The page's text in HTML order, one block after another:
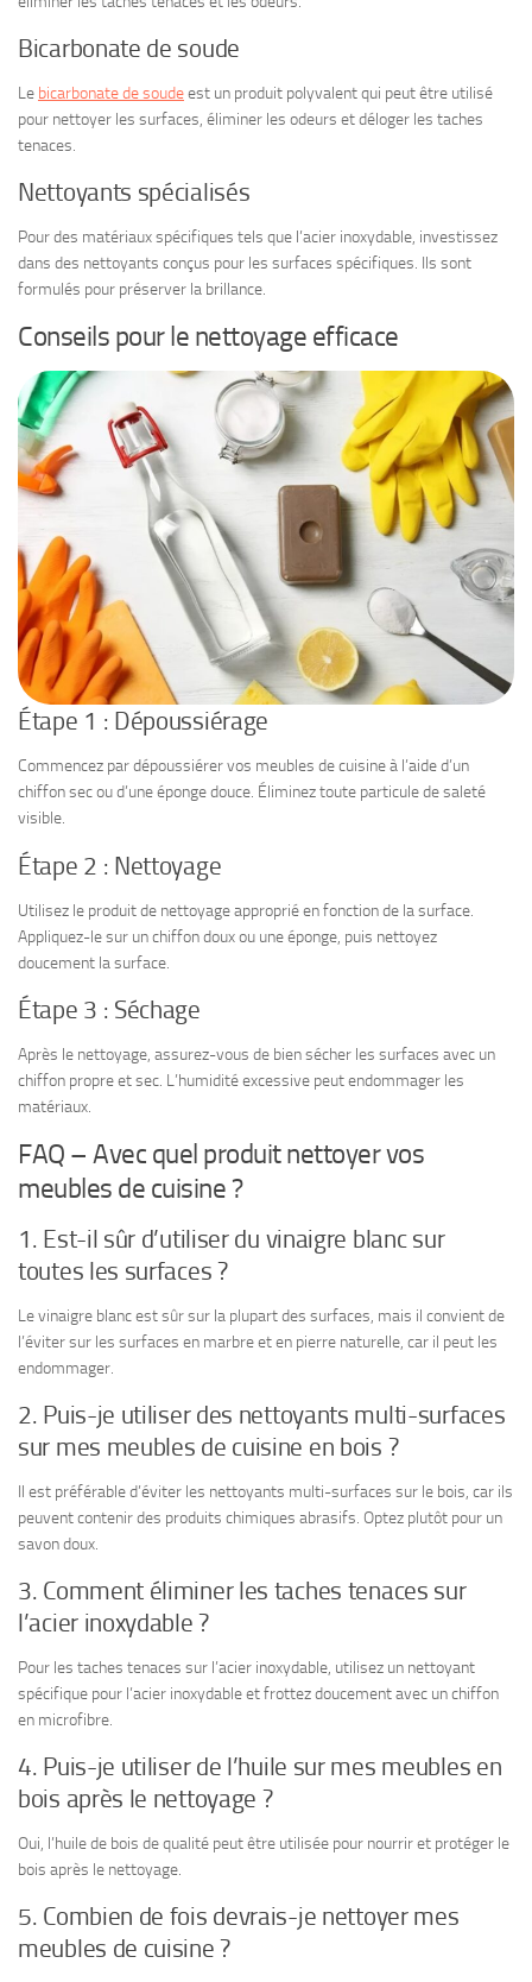
Bicarbonate de soude
Le bicarbonate de soudeest un produit polyvalent qui peut être utilisé
pour nettoyer les surfaces, éliminer les odeurs et déloger les taches
tenaces.
Nettoyants spécialisés
Pour des matériaux spécifiques tels que l’acier inoxydable, investissez
dans des nettoyants conçus pour les surfaces spécifiques. Ils sont
formulés pour préserver la brillance.
Conseils pour le nettoyage efficace
Étape 1 : Dépoussiérage
Commencez par dépoussiérer vos meubles de cuisine à l’aide d’un
chiffon sec ou d’une éponge douce. Éliminez toute particule de saleté
visible.
Étape 2 : Nettoyage
Utilisez le produit de nettoyage approprié en fonction de la surface.
Appliquez-le sur un chiffon doux ou une éponge, puis nettoyez
doucement la surface.
Étape 3 : Séchage
Après le nettoyage, assurez-vous de bien sécher les surfaces avec un
chiffon propre et sec. L’humidité excessive peut endommager les
matériaux.
FAQ – Avec quel produit nettoyer vos
meubles de cuisine ?
1. Est-il sûr d’utiliser du vinaigre blanc sur
toutes les surfaces ?
Le vinaigre blanc est sûr sur la plupart des surfaces, mais il convient de
l’éviter sur les surfaces en marbre et en pierre naturelle, car il peut les
endommager.
2. Puis-je utiliser des nettoyants multi-surfaces
sur mes meubles de cuisine en bois ?
Il est préférable d’éviter les nettoyants multi-surfaces sur le bois, car ils
peuvent contenir des produits chimiques abrasifs. Optez plutôt pour un
savon doux.
3. Comment éliminer les taches tenaces sur
l’acier inoxydable ?
Pour les taches tenaces sur l’acier inoxydable, utilisez un nettoyant
spécifique pour l’acier inoxydable et frottez doucement avec un chiffon
en microfibre.
4. Puis-je utiliser de l’huile sur mes meubles en
bois après le nettoyage ?
Oui, l’huile de bois de qualité peut être utilisée pour nourrir et protéger le
bois après le nettoyage.
5. Combien de fois devrais-je nettoyer mes
meubles de cuisine ?